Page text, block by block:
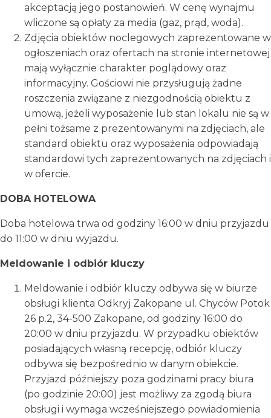
akceptacją jego postanowień. W cenę wynajmu
wliczone są opłaty za media (gaz, prąd, woda).
Zdjęcia obiektów noclegowych zaprezentowane w
ogłoszeniach oraz ofertach na stronie internetowej
mają wyłącznie charakter poglądowy oraz
informacyjny. Gościowi nie przysługują żadne
roszczenia związane z niezgodnością obiektu z
umową, jeżeli wyposażenie lub stan lokalu nie są w
pełni tożsame z prezentowanymi na zdjęciach, ale
standard obiektu oraz wyposażenia odpowiadają
standardowi tych zaprezentowanych na zdjęciach i
w ofercie.
DOBA HOTELOWA
Doba hotelowa trwa od godziny 16:00 w dniu przyjazdu
do 11:00 w dniu wyjazdu.
Meldowanie i odbiór kluczy
Meldowanie i odbiór kluczy odbywa się w biurze
obsługi klienta Odkryj Zakopane ul. Chyców Potok
26 p.2, 34-500 Zakopane, od godziny 16:00 do
20:00 w dniu przyjazdu. W przypadku obiektów
posiadających własną recepcję, odbiór kluczy
odbywa się bezpośrednio w danym obiekcie.
Przyjazd późniejszy poza godzinami pracy biura
(po godzinie 20:00) jest możliwy za zgodą biura
obsługi i wymaga wcześniejszego powiadomienia